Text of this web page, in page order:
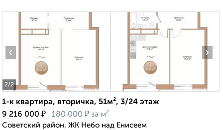
2/2
‹ ›
1-к квартира, вторичка, 51м², 3/24 этаж
9 216 000 ₽ 180 000 ₽ за м²
Советский район, ЖК Небо над Енисеем